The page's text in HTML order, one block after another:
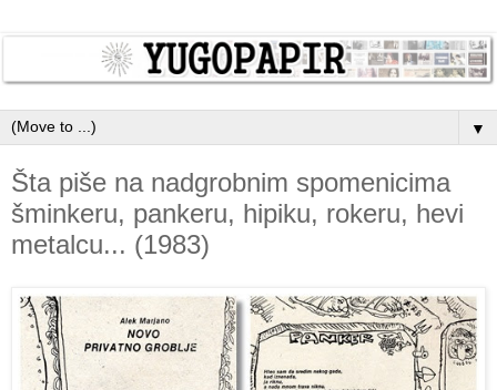
▼
Šta piše na nadgrobnim spomenicima
šminkeru, pankeru, hipiku, rokeru, hevi
metalcu... (1983)